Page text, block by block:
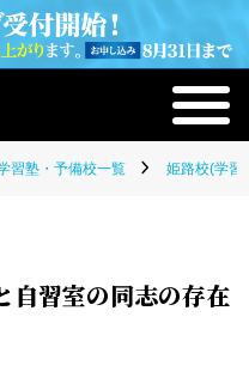
習塾・予備校一覧 姫路校(学習
自習室の同志の存在